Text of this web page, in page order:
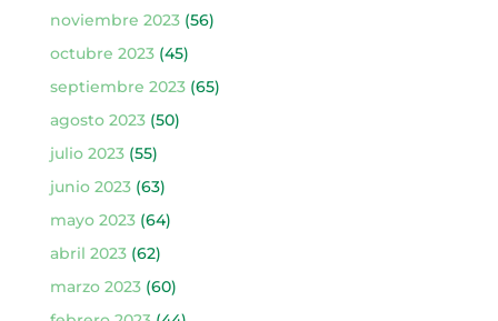
noviembre 2023(56)
octubre 2023(45)
septiembre 2023(65)
agosto 2023(50)
julio 2023(55)
junio 2023(63)
mayo 2023(64)
abril 2023(62)
marzo 2023(60)